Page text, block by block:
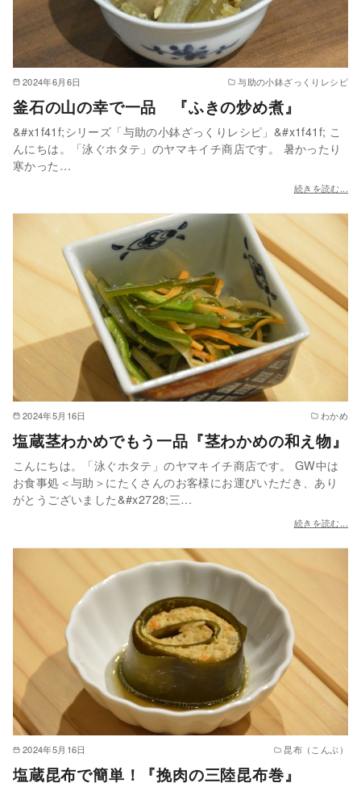
2024年6月6日 与助の小鉢ざっくりレシピ
釜石の山の幸で一品 『ふきの炒め煮』
&#x1f41f;シリーズ「与助の小鉢ざっくりレシピ」&#x1f41f; こ
んにちは。「泳ぐホタテ」のヤマキイチ商店です。 暑かったり
寒かった…
続きを読む...
2024年5月16日 わかめ
塩蔵茎わかめでもう一品『茎わかめの和え物』
こんにちは。「泳ぐホタテ」のヤマキイチ商店です。 GW中は
お食事処＜与助＞にたくさんのお客様にお運びいただき、あり
がとうございました&#x2728;三…
続きを読む...
2024年5月16日 昆布（こんぶ）
塩蔵昆布で簡単！『挽肉の三陸昆布巻』